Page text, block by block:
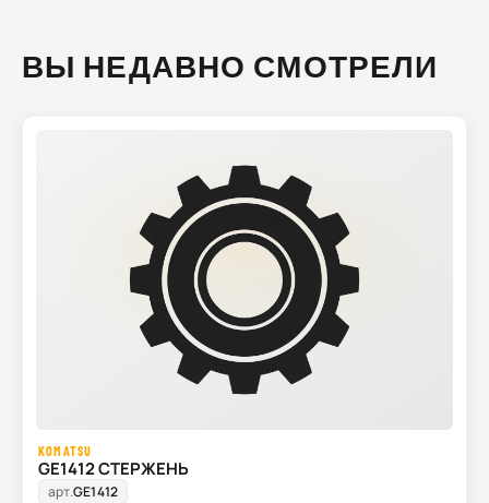
ВЫ НЕДАВНО СМОТРЕЛИ
KOMATSU
GE1412 СТЕРЖЕНЬ
арт.GE1412